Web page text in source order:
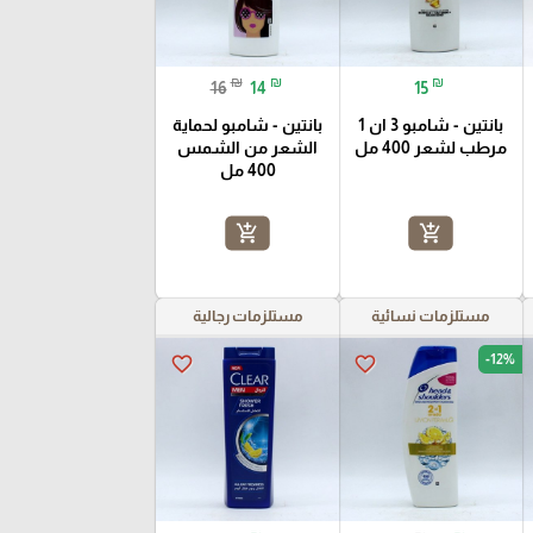
15 ₪
بانتين - شامبو 3 ان 1
مرطب لشعر 400 مل
add_shopping_cart
16 ₪ 14 ₪
بانتين - شامبو لحماية
الشعر من الشمس
400 مل
add_shopping_cart
مستلزمات نسائية
favorite_border -12%
مستلزمات رجالية
favorite_border